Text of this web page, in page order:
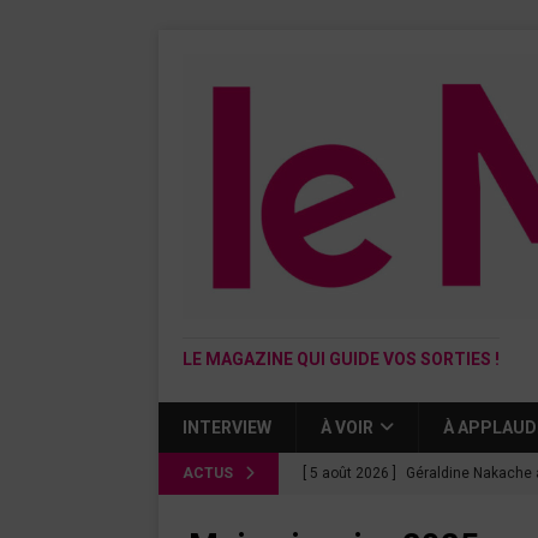
LE MAGAZINE QUI GUIDE VOS SORTIES !
INTERVIEW À VOIR À
ACTUS [ 5 août 2026 ] Géraldine